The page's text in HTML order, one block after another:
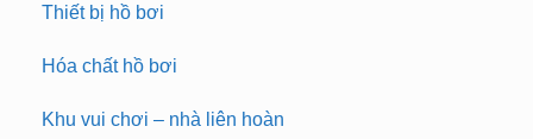
Thiết bị hồ bơi
Hóa chất hồ bơi
Khu vui chơi – nhà liên hoàn